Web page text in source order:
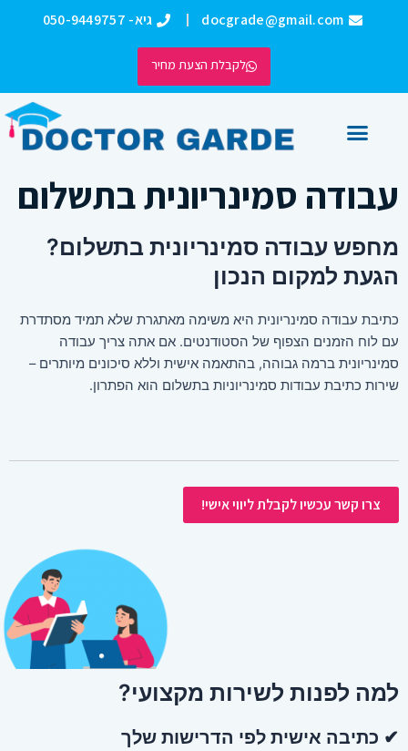
docgrade@gmail.com גיא- 050-9449757
לקבלת הצעת מחיר
עבודה סמינריונית בתשלום
מחפש עבודה סמינריונית בתשלום?
הגעת למקום הנכון
כתיבת עבודה סמינריונית היא משימה מאתגרת שלא תמיד מסתדרת
עם לוח הזמנים הצפוף של הסטודנטים. אם אתה צריך עבודה
סמינריונית ברמה גבוהה, בהתאמה אישית וללא סיכונים מיותרים –
שירות כתיבת עבודות סמינריוניות בתשלום הוא הפתרון.
צרו קשר עכשיו לקבלת ליווי אישי!
למה לפנות לשירות מקצועי?
✔ כתיבה אישית לפי הדרישות שלך